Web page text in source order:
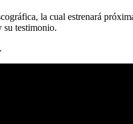
la cual estrenará
su testimonio.